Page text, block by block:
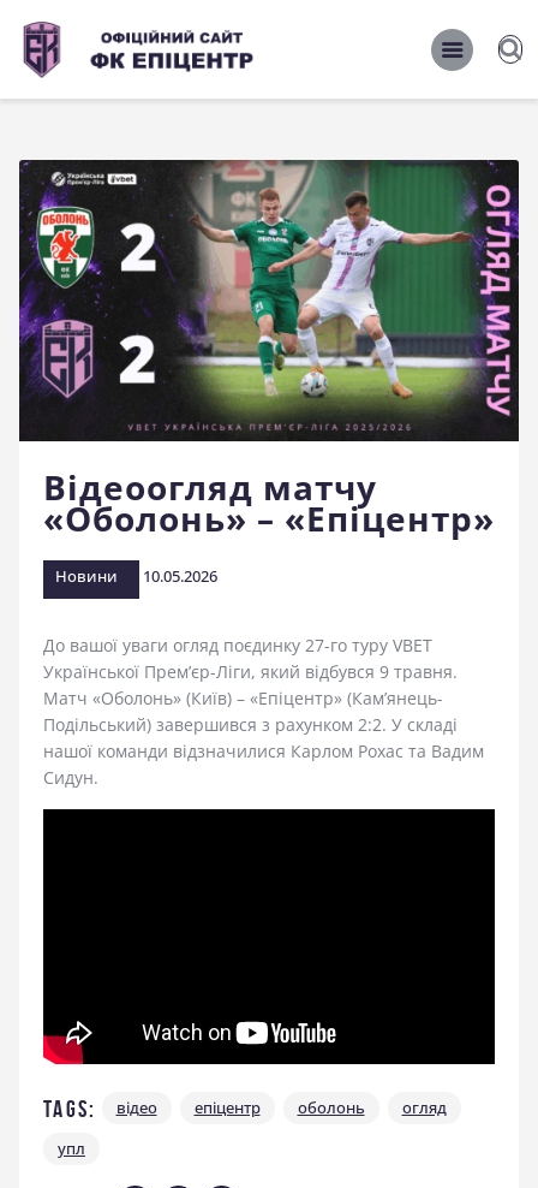
ОФІЦІЙНИЙ САЙТ ФК ЕПІЦЕНТР
ОФІЦІЙНИЙ САЙТ ФК ЕПІЦЕНТР
Головна
Новини
Команда
Матчі 2026/2027
Фото
Клуб
Фан-шоп
Правила поведінки на
стадіоні
Відеоогляд матчу
«Оболонь» – «Епіцентр»
Новини 10.05.2026
До вашої уваги огляд поєдинку 27-го туру VBET
Української Прем’єр-Ліги, який відбувся 9 травня.
Матч «Оболонь» (Київ) – «Епіцентр» (Кам’янець-
Подільський) завершився з рахунком 2:2. У складі
нашої команди відзначилися Карлом Рохас та Вадим
Сидун.
Tags: відео епіцентр оболонь
огляд
упл